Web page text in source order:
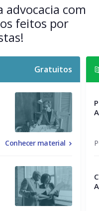
com
feitos por
Gratuitos
Conhecer material